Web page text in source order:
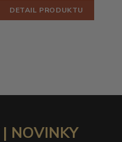
DETAIL PRODUKTU
NOVINKY